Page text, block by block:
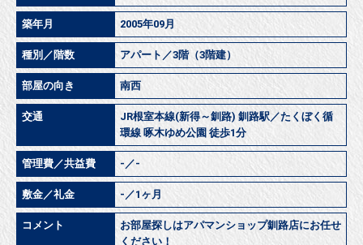
築年月 2005年09月
種別／階数 アパート／3階（3階建）
部屋の向き 南西
交通
JR根室本線(新得～釧路) 釧路駅／たくぼく循
環線 啄木ゆめ公園 徒歩1分
管理費／共益費 -／-
敷金／礼金 -／1ヶ月
コメント
お部屋探しはアパマンショップ釧路店にお任せ
ください！